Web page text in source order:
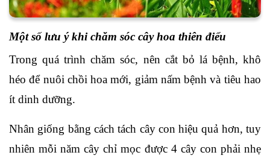
Một số lưu ý khi chăm sóc cây hoa thiên điểu
Trong quá trình chăm sóc, nên cắt bỏ lá bệnh, khô
héo để nuôi chồi hoa mới, giảm nấm bệnh và tiêu hao
ít dinh dưỡng.
Nhân giống bằng cách tách cây con hiệu quả hơn, tuy
nhiên mỗi năm cây chỉ mọc được 4 cây con phải nhẹ